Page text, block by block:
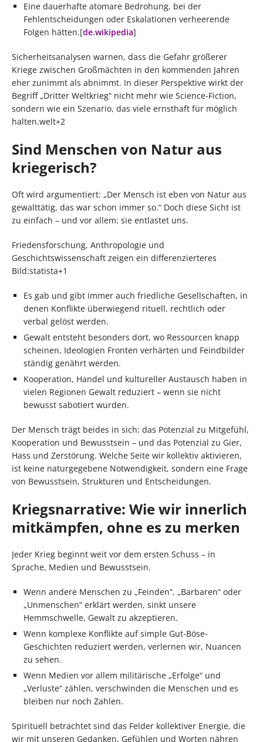
Eine dauerhafte atomare Bedrohung, bei der
Fehlentscheidungen oder Eskalationen verheerende
Folgen hätten.[de.wikipedia]​
Sicherheitsanalysen warnen, dass die Gefahr größerer
Kriege zwischen Großmächten in den kommenden Jahren
eher zunimmt als abnimmt. In dieser Perspektive wirkt der
Begriff „Dritter Weltkrieg“ nicht mehr wie Science-Fiction,
sondern wie ein Szenario, das viele ernsthaft für möglich
halten.welt+2
Sind Menschen von Natur aus
kriegerisch?
Oft wird argumentiert: „Der Mensch ist eben von Natur aus
gewalttätig, das war schon immer so.“ Doch diese Sicht ist
zu einfach – und vor allem: sie entlastet uns.
Friedensforschung, Anthropologie und
Geschichtswissenschaft zeigen ein differenzierteres
Bild:statista+1
Es gab und gibt immer auch friedliche Gesellschaften, in
denen Konflikte überwiegend rituell, rechtlich oder
verbal gelöst werden.​
Gewalt entsteht besonders dort, wo Ressourcen knapp
scheinen, Ideologien Fronten verhärten und Feindbilder
ständig genährt werden.
Kooperation, Handel und kultureller Austausch haben in
vielen Regionen Gewalt reduziert – wenn sie nicht
bewusst sabotiert wurden.
Der Mensch trägt beides in sich: das Potenzial zu Mitgefühl,
Kooperation und Bewusstsein – und das Potenzial zu Gier,
Hass und Zerstörung. Welche Seite wir kollektiv aktivieren,
ist keine naturgegebene Notwendigkeit, sondern eine Frage
von Bewusstsein, Strukturen und Entscheidungen.
Kriegsnarrative: Wie wir innerlich
mitkämpfen, ohne es zu merken
Jeder Krieg beginnt weit vor dem ersten Schuss – in
Sprache, Medien und Bewusstsein.
Wenn andere Menschen zu „Feinden“, „Barbaren“ oder
„Unmenschen“ erklärt werden, sinkt unsere
Hemmschwelle, Gewalt zu akzeptieren.
Wenn komplexe Konflikte auf simple Gut-Böse-
Geschichten reduziert werden, verlernen wir, Nuancen
zu sehen.
Wenn Medien vor allem militärische „Erfolge“ und
„Verluste“ zählen, verschwinden die Menschen und es
bleiben nur noch Zahlen.
Spirituell betrachtet sind das Felder kollektiver Energie, die
wir mit unseren Gedanken, Gefühlen und Worten nähren